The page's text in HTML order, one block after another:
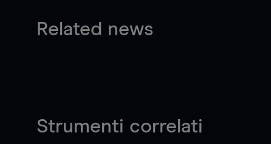
Related news
Strumenti correlati